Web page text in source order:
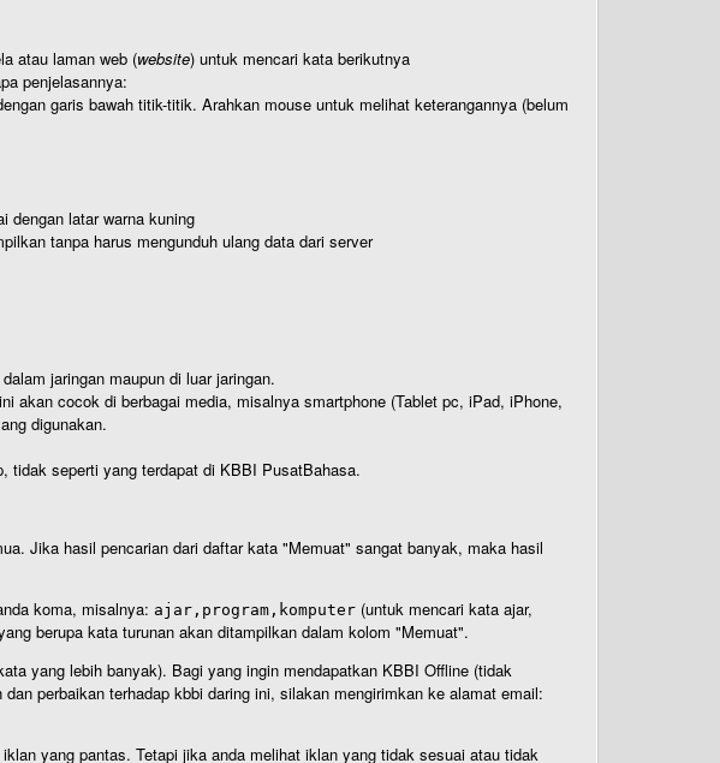
atau laman web (website) untuk mencari kata berikutnya
penjelasannya:
garis bawah titik-titik. Arahkan mouse untuk melihat keterangannya (belum
dengan latar warna kuning
tanpa harus mengunduh ulang data dari server
jaringan maupun di luar jaringan.
akan cocok di berbagai media, misalnya smartphone (Tablet pc, iPad, iPhone,
digunakan.
tidak seperti yang terdapat di KBBI PusatBahasa.
Jika hasil pencarian dari daftar kata "Memuat" sangat banyak, maka hasil
koma, misalnya: ajar,program,komputer (untuk mencari kata ajar,
berupa kata turunan akan ditampilkan dalam kolom "Memuat".
yang lebih banyak). Bagi yang ingin mendapatkan KBBI Offline (tidak
perbaikan terhadap kbbi daring ini, silakan mengirimkan ke alamat email:
yang pantas. Tetapi jika anda melihat iklan yang tidak sesuai atau tidak